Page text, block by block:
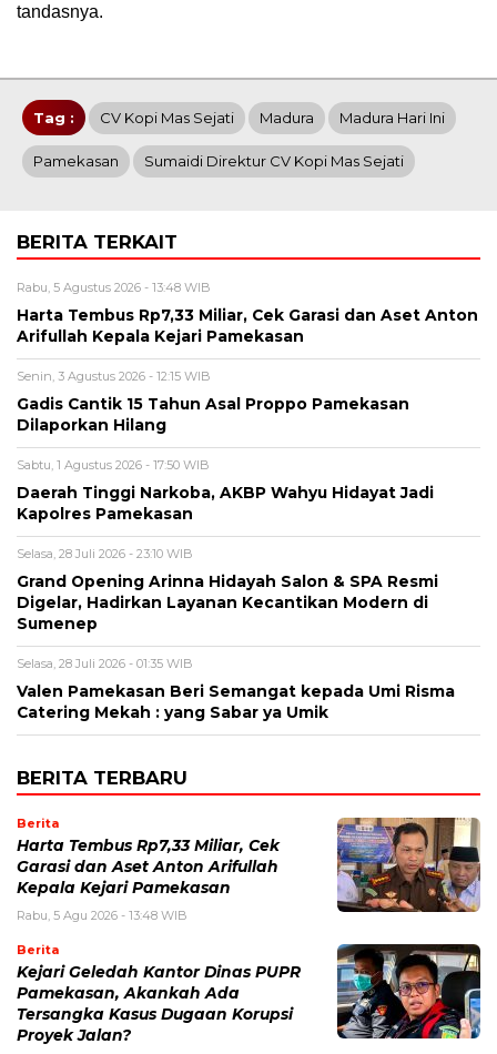
tandasnya.
Tag : CV Kopi Mas Sejati Madura Madura Hari Ini
Pamekasan Sumaidi Direktur CV Kopi Mas Sejati
BERITA TERKAIT
Rabu, 5 Agustus 2026 - 13:48 WIB
Harta Tembus Rp7,33 Miliar, Cek Garasi dan Aset Anton
Arifullah Kepala Kejari Pamekasan
Senin, 3 Agustus 2026 - 12:15 WIB
Gadis Cantik 15 Tahun Asal Proppo Pamekasan
Dilaporkan Hilang
Sabtu, 1 Agustus 2026 - 17:50 WIB
Daerah Tinggi Narkoba, AKBP Wahyu Hidayat Jadi
Kapolres Pamekasan
Selasa, 28 Juli 2026 - 23:10 WIB
Grand Opening Arinna Hidayah Salon & SPA Resmi
Digelar, Hadirkan Layanan Kecantikan Modern di
Sumenep
Selasa, 28 Juli 2026 - 01:35 WIB
Valen Pamekasan Beri Semangat kepada Umi Risma
Catering Mekah : yang Sabar ya Umik
BERITA TERBARU
Berita
Harta Tembus Rp7,33 Miliar, Cek
Garasi dan Aset Anton Arifullah
Kepala Kejari Pamekasan
Rabu, 5 Agu 2026 - 13:48 WIB
Berita
Kejari Geledah Kantor Dinas PUPR
Pamekasan, Akankah Ada
Tersangka Kasus Dugaan Korupsi
Proyek Jalan?